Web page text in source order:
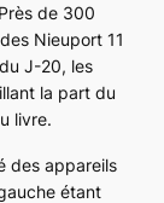
de 300
Nieuport 11
J-20, les
la part du
livre.
des appareils
étant